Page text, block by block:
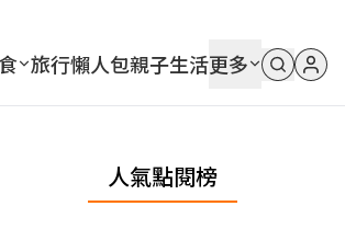
旅行懶人包親子生活更多
人氣點閱榜